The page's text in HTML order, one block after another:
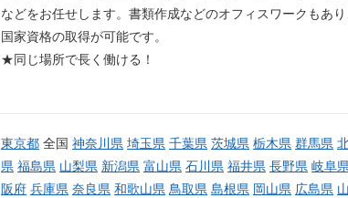
などをお任せします。書類作成などのオフィスワークもあ
国家資格の取得が可能です。
★同じ場所で長く働ける！
東京都 全国 神奈川県 埼玉県 千葉県 茨城県 栃木県 群馬県
県 福島県 山梨県 新潟県 富山県 石川県 福井県 長野県 岐阜県
阪府 兵庫県 奈良県 和歌山県 鳥取県 島根県 岡山県 広島県